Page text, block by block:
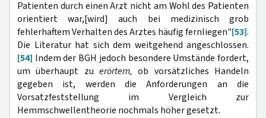
Patienten durch einen Arzt nicht am Wohl des Patienten
orientiert war,[wird] auch bei medizinisch grob
fehlerhaftem Verhalten des Arztes häufig fernliegen"[53].
Die Literatur hat sich dem weitgehend angeschlossen.
[54] Indem der BGH jedoch besondere Umstände fordert,
um überhaupt zu erörtern, ob vorsätzliches Handeln
gegeben ist, werden die Anforderungen an die
Vorsatzfeststellung im Vergleich zur
Hemmschwellentheorie nochmals höher gesetzt.